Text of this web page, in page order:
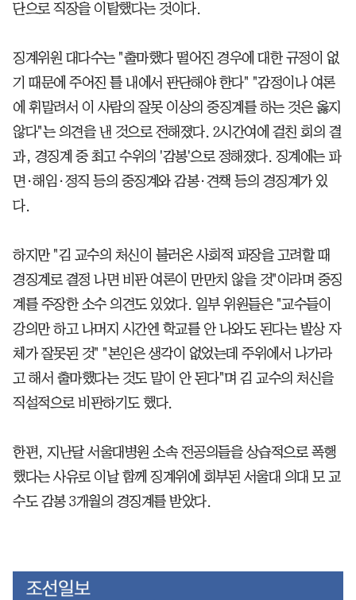
단으로 직장을 이탈했다는 것이다.
징계위원 대다수는 "출마했다 떨어진 경우에 대한 규정이 없
기 때문에 주어진 틀 내에서 판단해야 한다" "감정이나 여론
에 휘말려서 이 사람의 잘못 이상의 중징계를 하는 것은 옳지
않다"는 의견을 낸 것으로 전해졌다. 2시간여에 걸친 회의 결
과, 경징계 중 최고 수위의 '감봉'으로 정해졌다. 징계에는 파
면·해임·정직 등의 중징계와 감봉·견책 등의 경징계가 있
다.
하지만 "김 교수의 처신이 불러온 사회적 파장을 고려할 때
경징계로 결정 나면 비판 여론이 만만치 않을 것"이라며 중징
계를 주장한 소수 의견도 있었다. 일부 위원들은 "교수들이
강의만 하고 나머지 시간엔 학교를 안 나와도 된다는 발상 자
체가 잘못된 것" "본인은 생각이 없었는데 주위에서 나가라
고 해서 출마했다는 것도 말이 안 된다"며 김 교수의 처신을
직설적으로 비판하기도 했다.
한편, 지난달 서울대병원 소속 전공의들을 상습적으로 폭행
했다는 사유로 이날 함께 징계위에 회부된 서울대 의대 모 교
수도 감봉 3개월의 경징계를 받았다.